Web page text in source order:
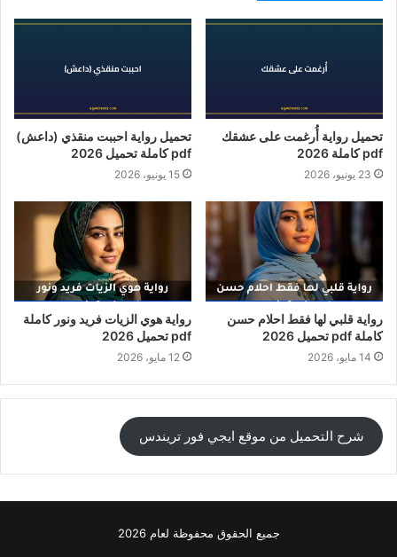
تحميل رواية أُرغمت على عشقك
pdf كاملة 2026
23 يونيو، 2026
تحميل رواية احببت منقذي (داعش)
pdf كاملة تحميل 2026
15 يونيو، 2026
رواية قلبي لها فقط احلام حسن
كاملة pdf تحميل 2026
14 مايو، 2026
رواية هوي الزيات فريد ونور كاملة
pdf تحميل 2026
12 مايو، 2026
شرح التحميل من موقع ايجي فور تريندس
جميع الحقوق محفوظة لعام 2026